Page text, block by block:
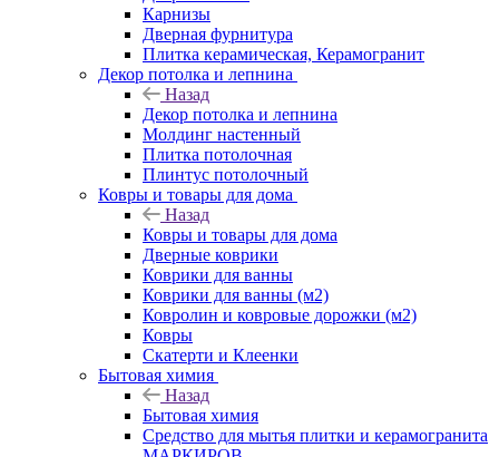
Карнизы
Дверная фурнитура
Плитка керамическая, Керамогранит
Декор потолка и лепнина
Назад
Декор потолка и лепнина
Молдинг настенный
Плитка потолочная
Плинтус потолочный
Ковры и товары для дома
Назад
Ковры и товары для дома
Дверные коврики
Коврики для ванны
Коврики для ванны (м2)
Ковролин и ковровые дорожки (м2)
Ковры
Скатерти и Клеенки
Бытовая химия
Назад
Бытовая химия
Средство для мытья плитки и керамогранита